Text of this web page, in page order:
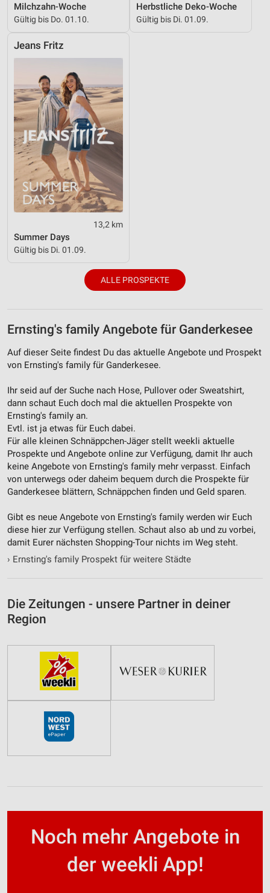
Milchzahn-Woche
Gültig bis Do. 01.10.
Herbstliche Deko-Woche
Gültig bis Di. 01.09.
Jeans Fritz
13,2 km
Summer Days
Gültig bis Di. 01.09.
ALLE PROSPEKTE
Ernsting's family Angebote für Ganderkesee
Auf dieser Seite findest Du das aktuelle Angebote und Prospekt
von Ernsting's family für Ganderkesee.
Ihr seid auf der Suche nach Hose, Pullover oder Sweatshirt,
dann schaut Euch doch mal die aktuellen Prospekte von
Ernsting's family an.
Evtl. ist ja etwas für Euch dabei.
Für alle kleinen Schnäppchen-Jäger stellt weekli aktuelle
Prospekte und Angebote online zur Verfügung, damit Ihr auch
keine Angebote von Ernsting's family mehr verpasst. Einfach
von unterwegs oder daheim bequem durch die Prospekte für
Ganderkesee blättern, Schnäppchen finden und Geld sparen.
Gibt es neue Angebote von Ernsting's family werden wir Euch
diese hier zur Verfügung stellen. Schaut also ab und zu vorbei,
damit Eurer nächsten Shopping-Tour nichts im Weg steht.
› Ernsting's family Prospekt für weitere Städte
Die Zeitungen - unsere Partner in deiner
Region
Noch mehr Angebote in
der weekli App!
IAB-Besonderheiten:
Verwendung genauer Standortdaten
Geräte anhand von aktiv angeforderten
Informationen identifizieren
Nicht-IAB-Verarbeitungszwecke:
Notwendig
Performance
Funktional
Werbung